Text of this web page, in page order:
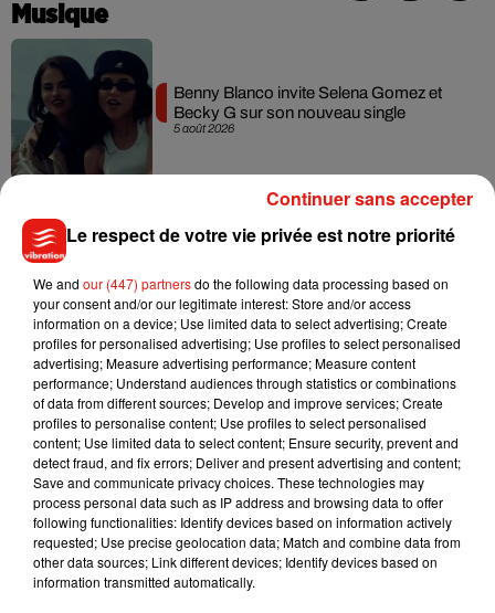
Musique
5 août 2026
Benny Blanco invite Selena Gomez et
Becky G sur son nouveau single
Tiny Desk invite Charlie Puth pour une
4 août 2026
Ariana Grande prendra une pause après
sa tournée mondiale
31 juillet 2026
Grand Corps Malade emmène Styleto
en road-trip dans son nouveau clip
Le respect de votre vie privée est notre priorité
We and our (447) partnersdo the following data processing based on
your consent and/or our legitimate interest: Store and/or access
information on a device; Use limited data to select advertising; Create
profiles for personalised advertising; Use profiles to select personalised
advertising; Measure advertising performance; Measure content
performance; Understand audiences through statistics or combinations
of data from different sources; Develop and improve services; Create
profiles to personalise content; Use profiles to select personalised
content; Use limited data to select content; Ensure security, prevent and
detect fraud, and fix errors; Deliver and present advertising and content;
Save and communicate privacy choices. These technologies may
process personal data such as IP address and browsing data to offer
following functionalities: Identify devices based on information actively
requested; Use precise geolocation data; Match and combine data from
other data sources; Link different devices; Identify devices based on
information transmitted automatically.
Continuer sans accepter